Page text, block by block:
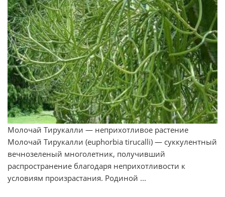
Молочай Тирукалли — неприхотливое растение
Молочай Тирукалли (euphorbia tirucalli) — суккулентный
вечнозеленый многолетник, получивший
распространение благодаря неприхотливости к
условиям произрастания. Родиной ...